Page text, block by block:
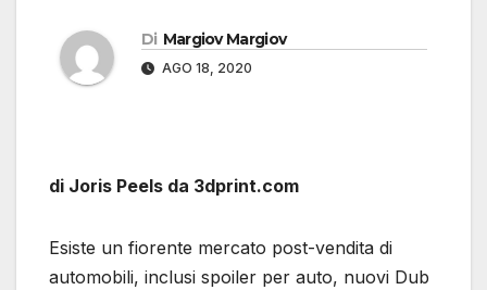
Di Margiov Margiov
AGO 18, 2020
di Joris Peels da 3dprint.com
Esiste un fiorente mercato post-vendita di
automobili, inclusi spoiler per auto, nuovi Dub